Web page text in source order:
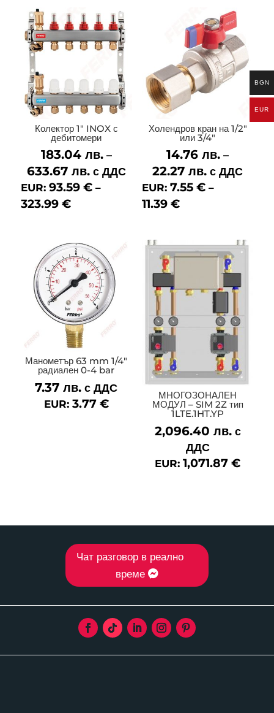
Колектор 1″ INOX с
дебитомери
183.04 лв. –
633.67 лв.Price
range:
183.04 лв.
с ДДС
EUR: 93.59 €–
323.99 €
Холендров кран на 1/2″
или 3/4″
14.76 лв. –
22.27 лв.Price
range:
с ДДС
EUR: 7.55 €–
11.39 €
Манометър 63 mm 1/4″
радиален 0-4 bar
7.37лв. с ДДС
EUR: 3.77 €
МНОГОЗОНАЛЕН
МОДУЛ – SIM 2Z тип
1LTE.1HT.YP
2,096.40 лв. с
ДДС
EUR: 1,071.87 €
Чат разговор в реално
време
BGN
EUR